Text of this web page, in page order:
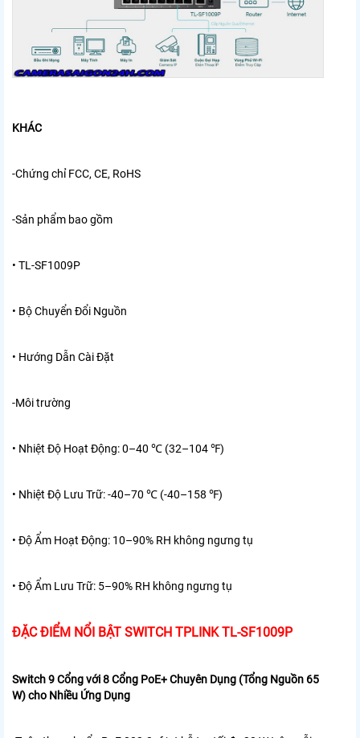
KHÁC
-Chứng chỉ FCC, CE, RoHS
-Sản phẩm bao gồm
• TL-SF1009P
• Bộ Chuyển Đổi Nguồn
• Hướng Dẫn Cài Đặt
-Môi trường
• Nhiệt Độ Hoạt Động: 0–40 ℃ (32–104 ℉)
• Nhiệt Độ Lưu Trữ: -40–70 ℃ (-40–158 ℉)
• Độ Ẩm Hoạt Động: 10–90% RH không ngưng tụ
• Độ Ẩm Lưu Trữ: 5–90% RH không ngưng tụ
ĐẶC ĐIỂM NỔI BẬT SWITCH TPLINK TL-SF1009P
Switch 9 Cổng với 8 Cổng PoE+ Chuyên Dụng (Tổng Nguồn 65
W) cho Nhiều Ứng Dụng